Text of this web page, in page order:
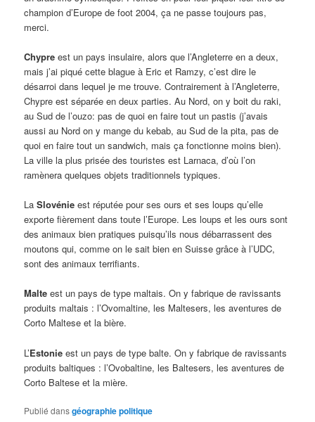
champion d’Europe de foot 2004, ça ne passe toujours pas,
merci.
Chypre est un pays insulaire, alors que l’Angleterre en a deux,
mais j’ai piqué cette blague à Eric et Ramzy, c’est dire le
désarroi dans lequel je me trouve. Contrairement à l’Angleterre,
Chypre est séparée en deux parties. Au Nord, on y boit du raki,
au Sud de l’ouzo: pas de quoi en faire tout un pastis (j’avais
aussi au Nord on y mange du kebab, au Sud de la pita, pas de
quoi en faire tout un sandwich, mais ça fonctionne moins bien).
La ville la plus prisée des touristes est Larnaca, d’où l’on
ramènera quelques objets traditionnels typiques.
LaSlovénie est réputée pour ses ours et ses loups qu’elle
exporte fièrement dans toute l’Europe. Les loups et les ours sont
des animaux bien pratiques puisqu’ils nous débarrassent des
moutons qui, comme on le sait bien en Suisse grâce à l’UDC,
sont des animaux terrifiants.
Malte est un pays de type maltais. On y fabrique de ravissants
produits maltais : l’Ovomaltine, les Maltesers, les aventures de
Corto Maltese et la bière.
L’Estonie est un pays de type balte. On y fabrique de ravissants
produits baltiques : l’Ovobaltine, les Baltesers, les aventures de
Corto Baltese et la mière.
Publié dansgéographie politique